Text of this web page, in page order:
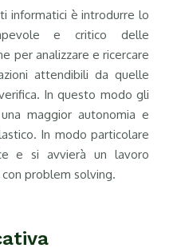
informatici è introdurre lo
e critico delle
per analizzare e ricercare
attendibili da quelle
In questo modo gli
maggior autonomia e
In modo particolare
e si avvierà un lavoro
problem solving.